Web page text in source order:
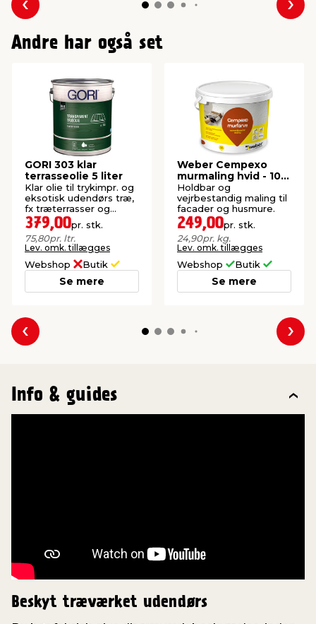
Forrige
Andre har også set
GORI 303 klar
terrasseolie 5 liter
Klar olie til trykimpr. og
eksotisk udendørs træ,
fx træterrasser og
gangarealer.
379,00pr. stk.
75,80pr. ltr.
Lev. omk. tillægges
Webshop Butik
Se mere
Weber Cempexo
murmaling hvid - 10
kg
Holdbar og
vejrbestandig maling til
facader og husmure.
249,00pr. stk.
24,90pr. kg.
Lev. omk. tillægges
Webshop Butik
Se mere
Forrige
Info & guides
Beskyt træværket udendørs